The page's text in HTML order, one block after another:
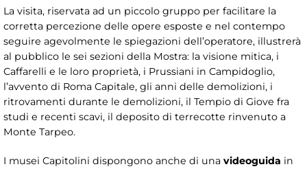
La visita, riservata ad un piccolo gruppo per facilitare la
corretta percezione delle opere esposte e nel contempo
seguire agevolmente le spiegazioni dell’operatore, illustrerà
al pubblico le sei sezioni della Mostra: la visione mitica, i
Caffarelli e le loro proprietà, i Prussiani in Campidoglio,
l’avvento di Roma Capitale, gli anni delle demolizioni, i
ritrovamenti durante le demolizioni, il Tempio di Giove fra
studi e recenti scavi, il deposito di terrecotte rinvenuto a
Monte Tarpeo.
I musei Capitolini dispongono anche di una videoguida in